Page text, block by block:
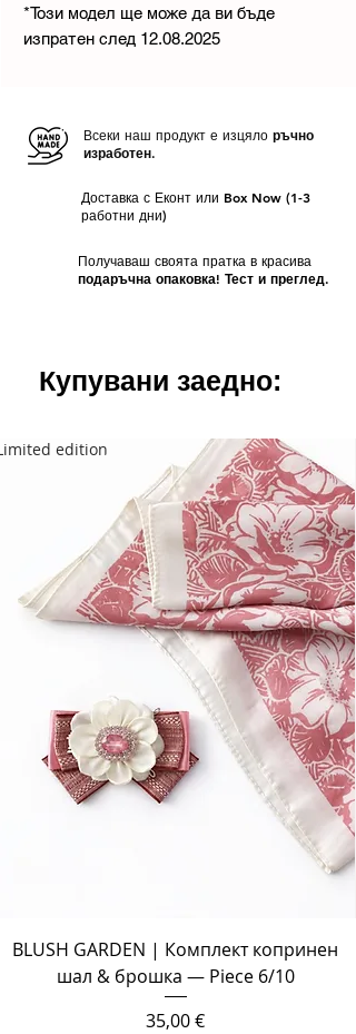
*Този модел ще може да ви бъде
изпратен след 12.08.2025
Всеки наш продукт е изцяло ръчно
изработен.
Доставка с Еконт или Box Now (1-3
работни дни)
Получаваш своята пратка в красива
подаръчна опаковка! Тест и преглед.
Купувани заедно:
edition
BLUSH GARDEN | Комплект копринен
шал & брошка — Piece 6/10
Цена
35,00 €